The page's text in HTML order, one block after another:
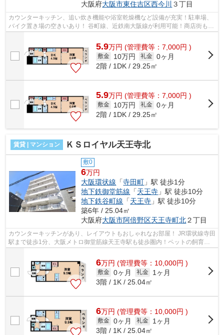
大阪府大阪市東住吉区西今川 ３丁目
カウンターキッチン、追い炊き機能や浴室乾燥機など設備が充実！駐車場、
バイク置き場の空きいあり！ 谷町線、近鉄南大阪線が利用可能！商店街も近
5.9万円 (管理費等：7,000円 )
敷金 10万円 礼金 0ヶ月
2階 / 1DK / 29.25㎡
5.9万円 (管理費等：7,000円 )
敷金 10万円 礼金 0ヶ月
2階 / 1DK / 29.25㎡
賃貸 | マンション ＫＳロイヤル天王寺北
敷0
6万円
大阪環状線 「寺田町 」駅 徒歩1分
地下鉄御堂筋線 「天王寺 」駅 徒歩10分
地下鉄谷町線 「天王寺 」駅 徒歩10分
築6年 / 25.04㎡
大阪府大阪市阿倍野区天王寺町北２丁目
カウンターキッチンがあり、レイアウトもおしゃれなお部屋！ JR環状線寺田
駅まで徒歩1分、大阪メトロ御堂筋線天王寺駅も徒歩圏内！ペットの飼育も
6万円 (管理費等：10,000円 )
敷金 0ヶ月 礼金
1ヶ月
3階 / 1K / 25.04㎡
6万円 (管理費等：10,000円 )
敷金 0ヶ月 礼金
1ヶ月
3階 / 1K / 25.04㎡